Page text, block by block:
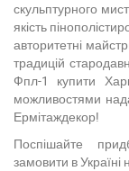
скульптурного
якість
авторитетні
традицій
Фпл-1 купити
можливостями
Ермітаждекор!
Поспішайте
замовити в